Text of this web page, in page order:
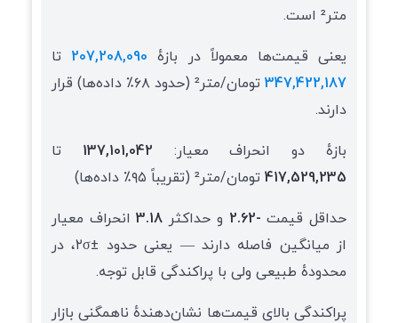
متر² است.
یعنی قیمت‌ها معمولاً در بازهٔ 207,208,090 تا
347,422,187
تومان/متر² (حدود ۶۸٪ داده‌ها) قرار
دارند.
بازهٔ دو انحراف معیار: 137,101,042 تا
417,529,235 تومان/متر² (تقریباً ۹۵٪ داده‌ها)
حداقل قیمت -2.62 و حداکثر 3.18انحراف معیار
از میانگین فاصله دارند — یعنی حدود ±۲σ، در
محدودهٔ طبیعی ولی با پراکندگی قابل توجه.
پراکندگی بالای قیمت‌ها نشان‌دهندهٔ ناهمگنی بازار